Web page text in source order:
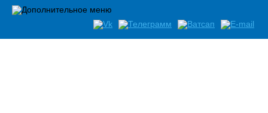
Список документов необходимых при открытии бизнеса